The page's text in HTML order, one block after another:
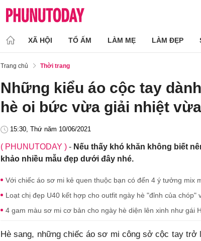
XÃ HỘI TỔ ẤM LÀM MẸ LÀM ĐẸP
Trang chủ Thời trang
Những kiểu áo cộc tay
hè oi bức vừa giải nhiệt
15:30, Thứ năm 10/06/2021
( PHUNUTODAY ) - Nếu thấy khó khăn không biết
khảo nhiều mẫu đẹp dưới đây nhé.
Với chiếc áo sơ mi kẻ quen thuộc bạn có đến 4 ý tưởng mix
Loạt chị đẹp U40 kết hợp cho outfit ngày hè "đỉnh của chóp"
4 gam màu sơ mi cơ bản cho ngày hè diện lên xinh như gái
Hè sang, những chiếc áo sơ mi công sở cộc tay trở